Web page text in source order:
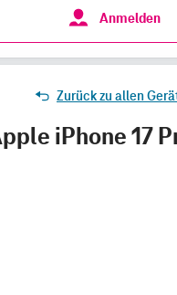
Anmelden
Zurück zu allen
iPhone 17